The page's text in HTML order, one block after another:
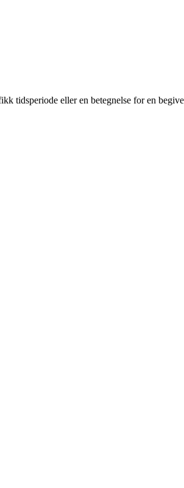
tidsperiode eller en betegnelse for en